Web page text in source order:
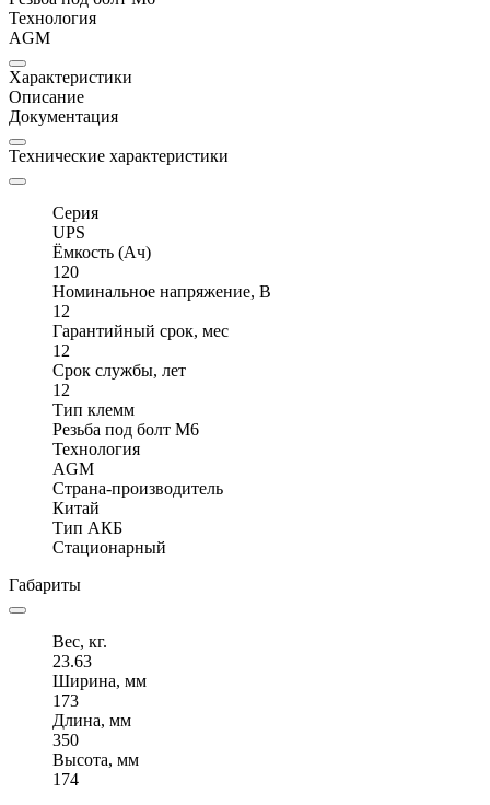
Технология
AGM
Характеристики
Описание
Документация
Технические характеристики
Серия
UPS
Ёмкость (Ач)
120
Номинальное напряжение, В
12
Гарантийный срок, мес
12
Срок службы, лет
12
Тип клемм
Резьба под болт М6
Технология
AGM
Страна-производитель
Китай
Тип АКБ
Стационарный
Габариты
Вес, кг.
23.63
Ширина, мм
173
Длина, мм
350
Высота, мм
174